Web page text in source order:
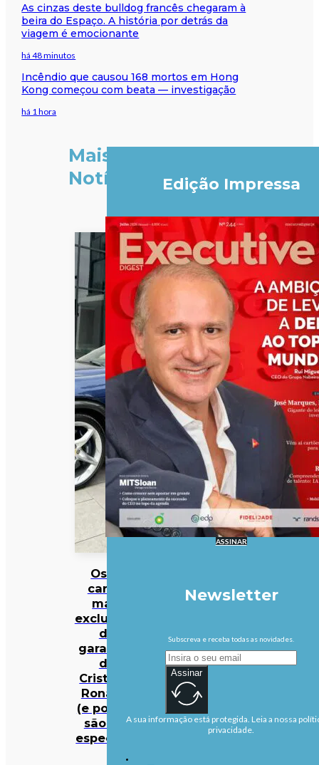
As cinzas deste bulldog francês chegaram à
beira do Espaço. A história por detrás da
viagem é emocionante
há 48 minutos
Incêndio que causou 168 mortos em Hong
Kong começou com beata — investigação
há 1 hora
Mais
Notícias
Os 10
carros
mais
exclusivos
da
garagem
de
Cristiano
Ronaldo
(e porque
são tão
especiais)
Edição Impressa
ASSINAR
Newsletter
Subscreva e receba todas as novidades.
Assinar
A sua informação está protegida. Leia a nossa
privacidade.